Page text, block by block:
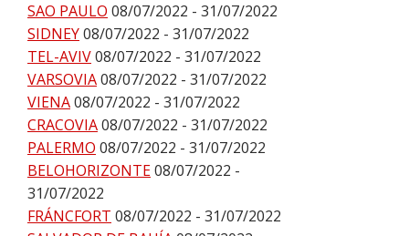
SAO PAULO 08/07/2022 - 31/07/2022
SIDNEY08/07/2022 - 31/07/2022
TEL-AVIV08/07/2022 - 31/07/2022
VARSOVIA08/07/2022 - 31/07/2022
VIENA08/07/2022 - 31/07/2022
CRACOVIA08/07/2022 - 31/07/2022
PALERMO 08/07/2022 - 31/07/2022
BELOHORIZONTE08/07/2022 -
31/07/2022
FRÁNCFORT 08/07/2022 - 31/07/2022